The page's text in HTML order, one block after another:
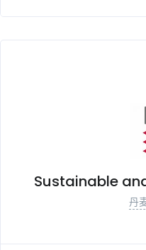
Sustainable
丹